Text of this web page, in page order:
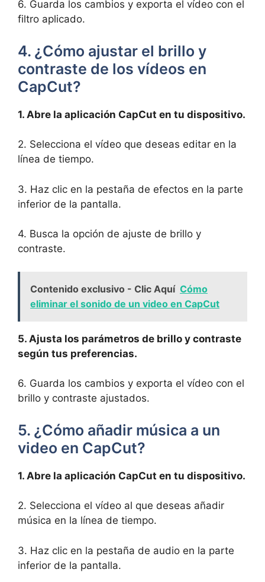
6. Guarda los cambios y exporta ⁣el vídeo con el
filtro ⁢aplicado.
4.⁣ ¿Cómo ‌ajustar ⁤el brillo‌ y
⁣contraste de‌ los vídeos en
CapCut?
1. ‍Abre la ​aplicación ⁢CapCut ⁤en⁤ tu dispositivo.
2. Selecciona​ el vídeo que‍ deseas editar⁣ en la
línea‌ de tiempo.
3. Haz‍ clic en la pestaña de⁤ efectos en la parte
inferior de la pantalla.
4. Busca la ‍opción⁢ de ajuste de brillo y
contraste.
Contenido exclusivo - Clic Aquí Cómo
eliminar el sonido de un video en CapCut
5. Ajusta los parámetros de brillo y contraste
según tus preferencias.
6.‌ Guarda‍ los ⁤cambios y⁢ exporta el vídeo con el
brillo y ⁢contraste ajustados.
5.⁣ ¿Cómo añadir⁣ música a un
video en CapCut?
1.⁤ Abre la ⁢aplicación CapCut en tu dispositivo.
2.‌ Selecciona el vídeo al que deseas ⁤añadir
música en la línea de tiempo.
3.​ Haz clic en la pestaña de‌ audio en⁣ la parte​
inferior ⁢de​ la pantalla.